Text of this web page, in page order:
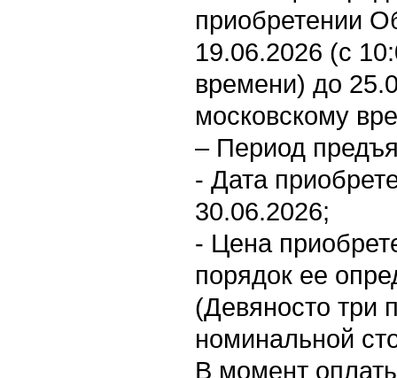
приобретении
19.06.2026 (с
времени) до
московскому
– Период
- Дата
30.06.2026;
- Цена
порядок ее
(Девяносто три
номинальной
В момент